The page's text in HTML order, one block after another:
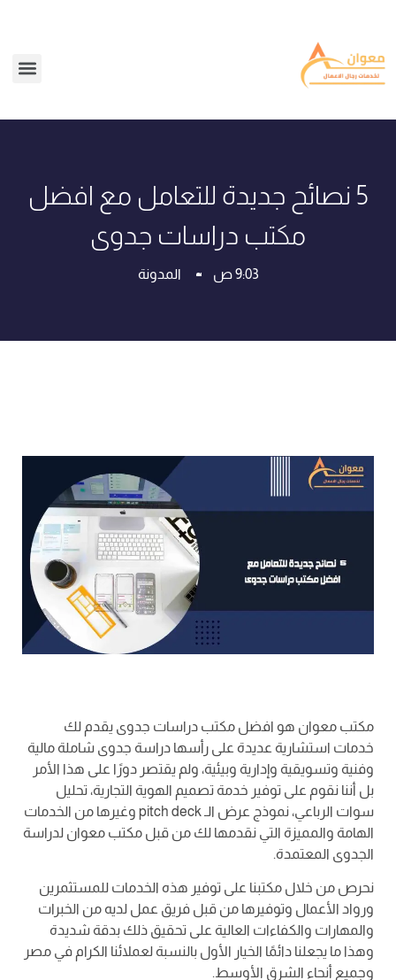
5 نصائح جديدة للتعامل مع افضل
مكتب دراسات جدوى
9:03 ص المدونة
مكتب معوان هو افضل مكتب دراسات جدوى يقدم لك
خدمات استشارية عديدة على رأسها دراسة جدوى شاملة مالية
وفنية وتسويقية وإدارية وبيئية، ولم يقتصر دورًا على هذا الأمر
بل أننا نقوم على توفير خدمة تصميم الهوية التجارية، تحليل
سوات الرباعي، نموذج عرض الـ pitch deck وغيرها من الخدمات
الهامة والمميزة التي نقدمها لك من قبل مكتب معوان لدراسة
الجدوى المعتمدة.
نحرص من خلال مكتبنا على توفير هذه الخدمات للمستثمرين
ورواد الأعمال وتوفيرها من قبل فريق عمل لديه من الخبرات
والمهارات والكفاءات العالية على تحقيق ذلك بدقة شديدة
وهذا ما يجعلنا دائمًا الخيار الأول بالنسبة لعملائنا الكرام في مصر
وجميع أنحاء الشرق الأوسط.